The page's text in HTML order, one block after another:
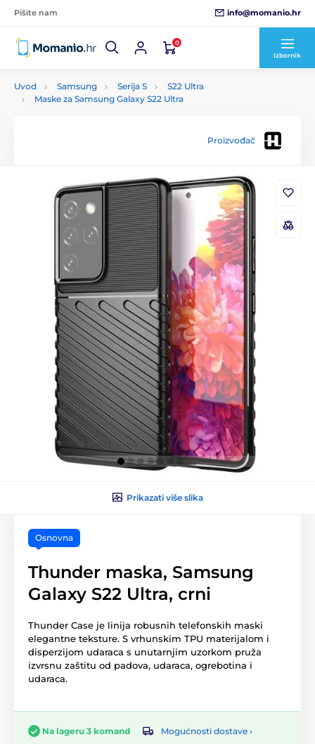
Pišite nam info@momanio.hr
0
Izbornik
Uvod Samsung Serija S
S22 Ultra
Maske za Samsung Galaxy S22 Ultra
Proizvođač
Prikazati više slika
Osnovna
Thunder maska, Samsung
Galaxy S22 Ultra, crni
Thunder Case je linija robusnih telefonskih maski
elegantne teksture. S vrhunskim TPU materijalom i
disperzijom udaraca s unutarnjim uzorkom pruža
izvrsnu zaštitu od padova, udaraca, ogrebotina i
udaraca.
Na lageru 3 komand
Mogućnosti dostave ›